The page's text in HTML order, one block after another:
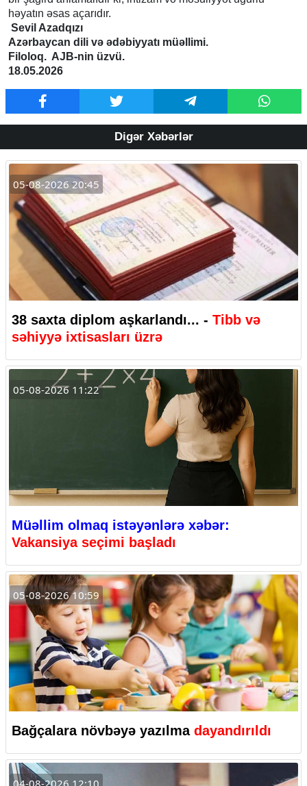
həyatın əsas açarıdır.
Sevil Azadqızı
Azərbaycan dili və ədəbiyyatı müəllimi.
Filoloq. AJB-nin üzvü.
18.05.2026
Digər Xəbərlər
05-08-2026 20:45
38 saxta diplom aşkarlandı... - Tibb və
səhiyyə ixtisasları üzrə
05-08-2026 11:22
Müəllim olmaq istəyənlərə xəbər:
Vakansiya seçimi başladı
05-08-2026 10:59
Bağçalara növbəyə yazılma dayandırıldı
04-08-2026 12:10